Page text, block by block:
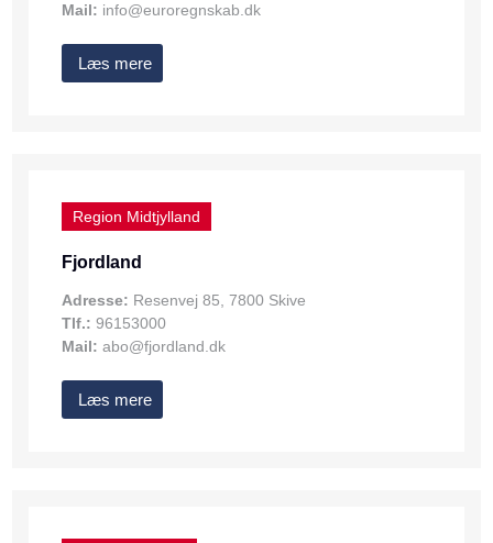
Mail: info@euroregnskab.dk
Læs mere
Region Midtjylland
Fjordland
Adresse: Resenvej 85, 7800 Skive
Tlf.: 96153000
Mail: abo@fjordland.dk
Læs mere